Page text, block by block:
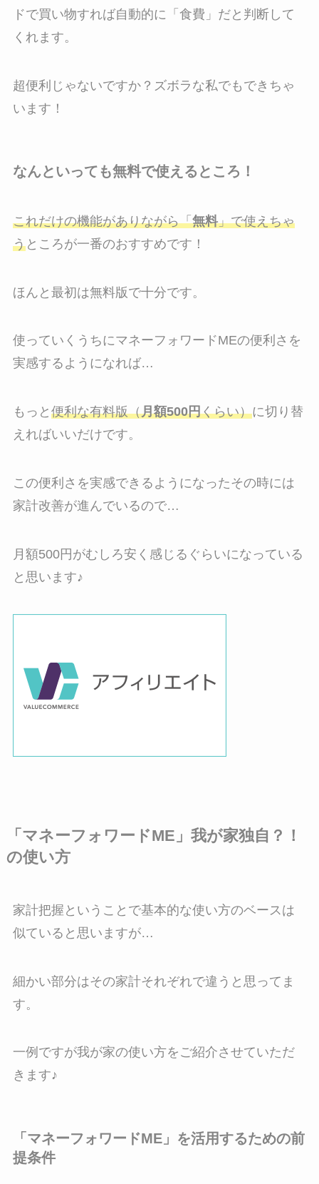
ドで買い物すれば自動的に「食費」だと判断して
くれます。
超便利じゃないですか？ズボラな私でもできちゃ
います！
なんといっても無料で使えるところ！
これだけの機能がありながら「無料」で使えちゃ
うところが一番のおすすめです！
ほんと最初は無料版で十分です。
使っていくうちにマネーフォワードMEの便利さを
実感するようになれば…
もっと 便利な有料版（月額500円くらい）に切り替
えればいいだけです。
この便利さを実感できるようになったその時には
家計改善が進んでいるので…
月額500円がむしろ安く感じるぐらいになっている
と思います♪
「マネーフォワードME」我が家独自？！
の使い方
家計把握ということで基本的な使い方のベースは
似ていると思いますが…
細かい部分はその家計それぞれで違うと思ってま
す。
一例ですが我が家の使い方をご紹介させていただ
きます♪
「マネーフォワードME」を活用するための前
提条件